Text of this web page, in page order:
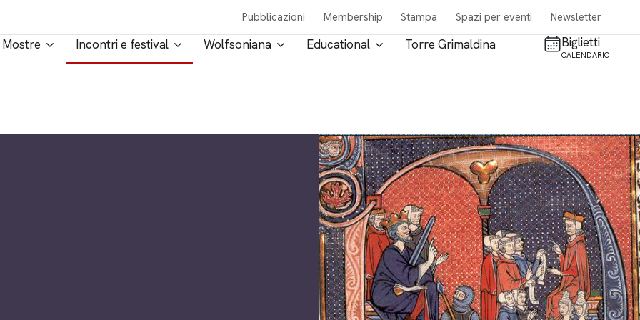
Pubblicazioni Membership Stampa Spazi per eventi Newsletter
Mostre Incontri e festival Wolfsoniana Educational Torre Grimaldina Biglietti
CALENDARIO